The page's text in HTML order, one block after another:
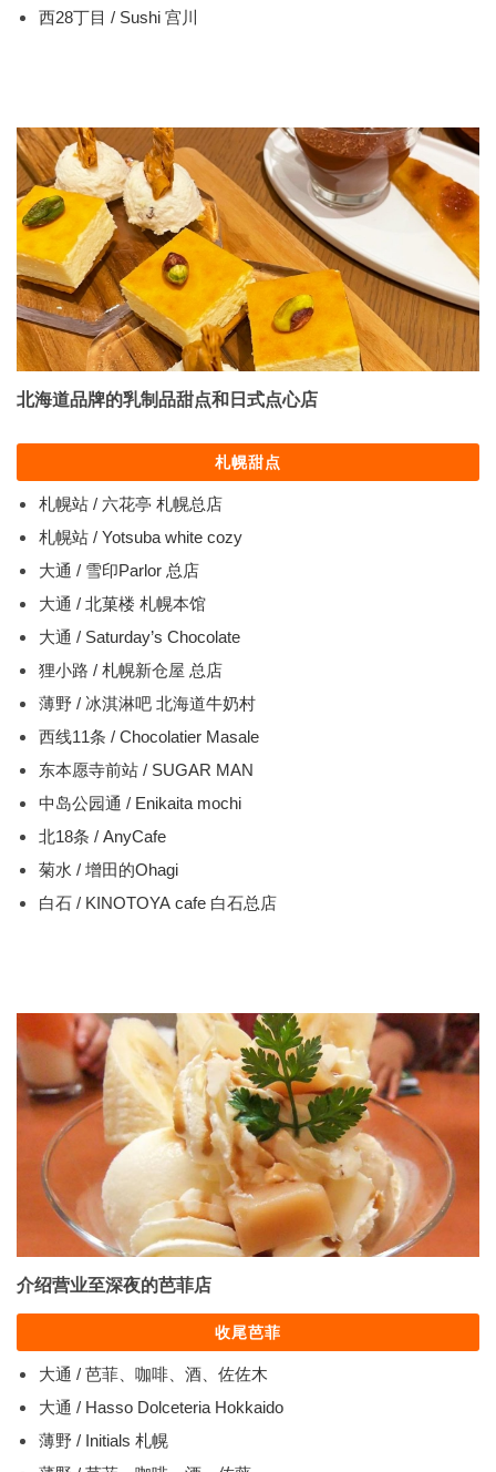
西28丁目 / Sushi 宫川
北海道品牌的乳制品甜点和日式点心店
札幌甜点
札幌站 / 六花亭 札幌总店
札幌站 / Yotsuba white cozy
大通 / 雪印Parlor 总店
大通 / 北菓楼 札幌本馆
大通 / Saturday’s Chocolate
狸小路 / 札幌新仓屋 总店
薄野 / 冰淇淋吧 北海道牛奶村
西线11条 / Chocolatier Masale
东本愿寺前站 / SUGAR MAN
中岛公园通 / Enikaita mochi
北18条 / AnyCafe
菊水 / 增田的Ohagi
白石 / KINOTOYA cafe 白石总店
介绍营业至深夜的芭菲店
收尾芭菲
大通 / 芭菲、咖啡、酒、佐佐木
大通 / Hasso Dolceteria Hokkaido
薄野 / Initials 札幌